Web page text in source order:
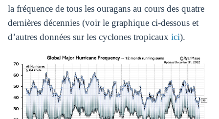
la fréquence de tous les ouragans au cours des quatre
dernières décennies (voir le graphique ci-dessous et
d’autres données sur les cyclones tropicaux ici).